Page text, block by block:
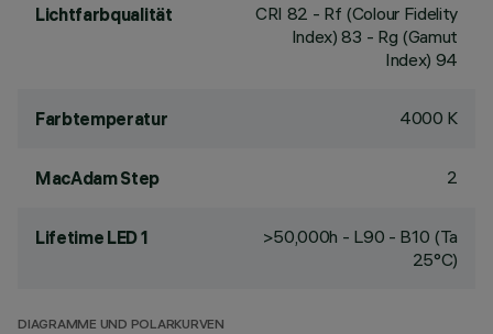
Lichtfarbqualität CRI 82 - Rf (Colour Fidelity
Index) 83 - Rg (Gamut
Index) 94
Farbtemperatur 4000 K
MacAdam Step 2
Lifetime LED 1
>50,000h - L90 - B10 (Ta
25°C)
DIAGRAMME UND POLARKURVEN